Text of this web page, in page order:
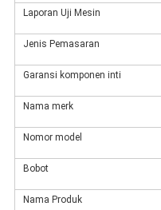
Laporan Uji Mesin
Jenis Pemasaran
Garansi komponen inti
Nama merk
Nomor model
Bobot
Nama Produk